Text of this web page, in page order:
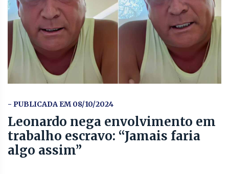
- PUBLICADA EM 08/10/2024
Leonardo nega envolvimento em
trabalho escravo: “Jamais faria
algo assim”